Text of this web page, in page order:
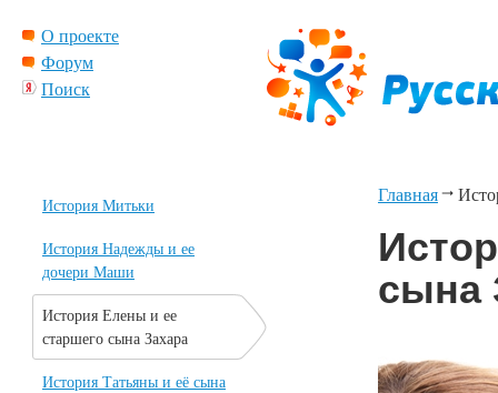
О проекте
Форум
Поиск
Главная
сына
История Митьки
История Надежды и ее
дочери Маши
История Елены и ее
старшего сына Захара
История Татьяны и её сына